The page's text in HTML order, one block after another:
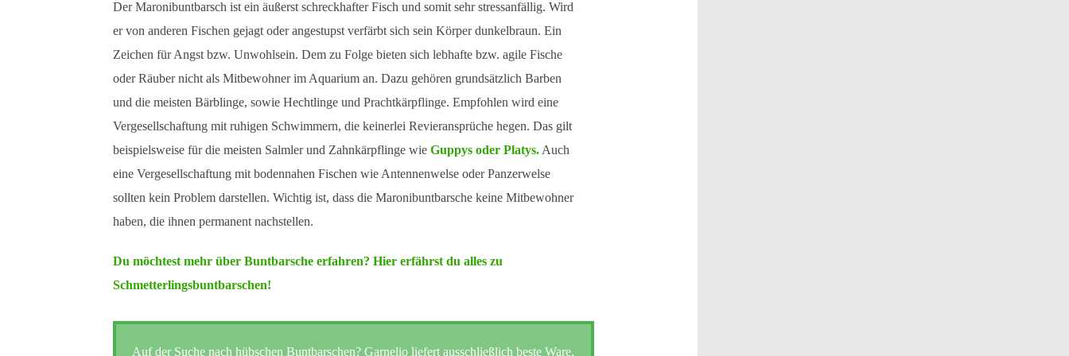
Der Maronibuntbarsch ist ein äußerst schreckhafter Fisch und somit sehr stressanfällig. Wird
er von anderen Fischen gejagt oder angestupst verfärbt sich sein Körper dunkelbraun. Ein
Zeichen für Angst bzw. Unwohlsein. Dem zu Folge bieten sich lebhafte bzw. agile Fische
oder Räuber nicht als Mitbewohner im Aquarium an. Dazu gehören grundsätzlich Barben
und die meisten Bärblinge, sowie Hechtlinge und Prachtkärpflinge. Empfohlen wird eine
Vergesellschaftung mit ruhigen Schwimmern, die keinerlei Revieransprüche hegen. Das gilt
beispielsweise für die meisten Salmler und Zahnkärpflinge wie Guppys oder Platys. Auch
eine Vergesellschaftung mit bodennahen Fischen wie Antennenwelse oder Panzerwelse
sollten kein Problem darstellen. Wichtig ist, dass die Maronibuntbarsche keine Mitbewohner
haben, die ihnen permanent nachstellen.
Du möchtest mehr über Buntbarsche erfahren? Hier erfährst du alles zu
Schmetterlingsbuntbarschen!
Auf der Suche nach hübschen Buntbarschen? Garnelio liefert ausschließlich beste Ware,